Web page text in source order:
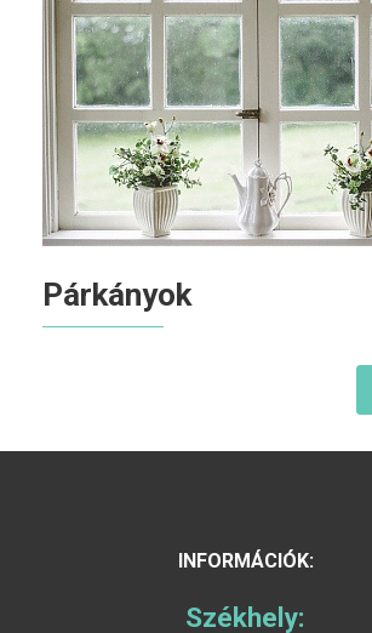
Párkányok
INFORMÁCIÓK:
Székhely: